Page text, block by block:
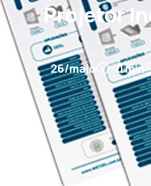
Projetor
26/maio 0 min